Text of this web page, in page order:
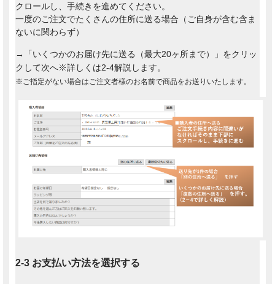
クロールし、手続きを進めてください。
一度のご注文でたくさんの住所に送る場合（ご自身が含む含ま
ないに関わらず）
→「いくつかのお届け先に送る（最大20ヶ所まで）」をクリッ
クして次へ※詳しくは2-4解説します。
※ご指定がない場合はご注文者様のお名前で商品をお送りいたします。
2-3 お支払い方法を選択する